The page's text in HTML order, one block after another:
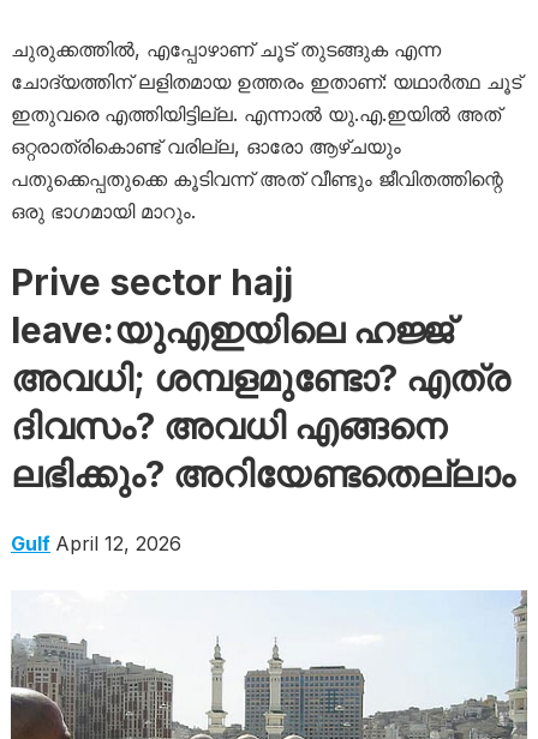
ചുരുക്കത്തിൽ, എപ്പോഴാണ് ചൂട് തുടങ്ങുക എന്ന
ചോദ്യത്തിന് ലളിതമായ ഉത്തരം ഇതാണ്: യഥാർത്ഥ ചൂട്
ഇതുവരെ എത്തിയിട്ടില്ല. എന്നാൽ യു.എ.ഇയിൽ അത്
ഒറ്റരാത്രികൊണ്ട് വരില്ല, ഓരോ ആഴ്ചയും
പതുക്കെപ്പതുക്കെ കൂടിവന്ന് അത് വീണ്ടും ജീവിതത്തിന്റെ
ഒരു ഭാഗമായി മാറും.
Prive sector hajj
leave:യുഎഇയിലെ ഹജ്ജ്
അവധി; ശമ്പളമുണ്ടോ? എത്ര
ദിവസം? അവധി എങ്ങനെ
ലഭിക്കും? അറിയേണ്ടതെല്ലാം
Gulf April 12, 2026